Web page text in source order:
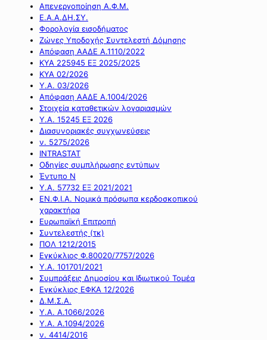
Απενεργοποίηση Α.Φ.Μ.
Ε.Α.Α.ΔΗ.ΣΥ.
Φορολογία εισοδήματος
Ζώνες Υποδοχής Συντελεστή Δόμησης
Απόφαση ΑΑΔΕ Α.1110/2022
ΚΥΑ 225945 ΕΞ 2025/2025
ΚΥΑ 02/2026
Υ.Α. 03/2026
Απόφαση ΑΑΔΕ Α.1004/2026
Στοιχεία καταθετικών λογαριασμών
Υ.Α. 15245 ΕΞ 2026
Διασυνοριακές συγχωνεύσεις
ν. 5275/2026
INTRASTAT
Οδηγίες συμπλήρωσης εντύπων
Έντυπο Ν
Υ.Α. 57732 ΕΞ 2021/2021
ΕΝ.Φ.Ι.Α. Νομικά πρόσωπα κερδοσκοπικού
χαρακτήρα
Ευρωπαϊκή Επιτροπή
Συντελεστής (τκ)
ΠΟΛ 1212/2015
Εγκύκλιος Φ.80020/7757/2026
Υ.Α. 101701/2021
Συμπράξεις Δημοσίου και Ιδιωτικού Τομέα
Εγκύκλιος ΕΦΚΑ 12/2026
Δ.Μ.Σ.Α.
Υ.Α. Α.1066/2026
Υ.Α. Α.1094/2026
ν. 4414/2016